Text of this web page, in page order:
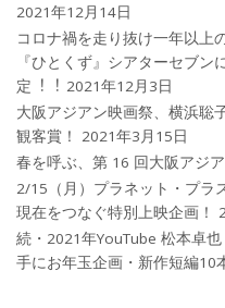
2021年12月14日
コロナ禍を⾛り抜け⼀年以上
『ひとくず』シアターセブ
定︕︕ 2021年12月3日
大阪アジアン映画祭、横浜聡
観客賞！
2021年3月15日
春を呼ぶ、第 16 回大阪アジ
2/15（月）プラネット・プラ
現在をつなぐ特別上映企画！
続・2021年YouTube 松本卓
手にお年玉企画・新作短編10